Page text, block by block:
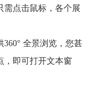
点击鼠标，各个展
360° 全景浏览，您甚
，即可打开文本窗